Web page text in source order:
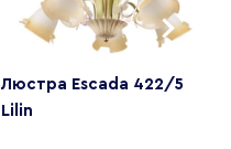
Люстра Escada 422/5
Lilin